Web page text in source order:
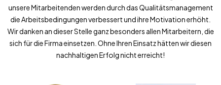
unsere Mitarbeitenden werden durch das Qualitätsmanagement
die Arbeitsbedingungen verbessert und ihre Motivation erhöht.
Wir danken an dieser Stelle ganz besonders allen Mitarbeitern, die
sich für die Firma einsetzen. Ohne Ihren Einsatz hätten wir diesen
nachhaltigen Erfolg nicht erreicht!